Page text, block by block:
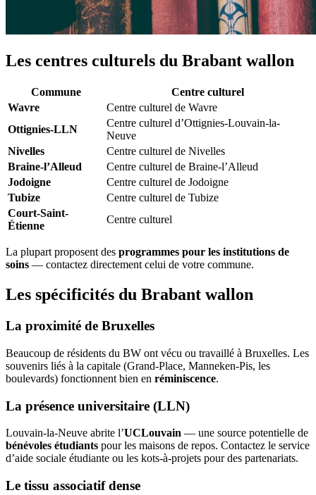
Les centres culturels du Brabant wallon
Commune
Centre culturel
Wavre
Centre culturel de Wavre
Ottignies-LLN
Centre culturel d’Ottignies-Louvain-la-
Neuve
Nivelles
Centre culturel de Nivelles
Braine-l’Alleud
Centre culturel de Braine-l’Alleud
Jodoigne
Centre culturel de Jodoigne
Tubize
Centre culturel de Tubize
Court-Saint-
Étienne
Centre culturel
La plupart proposent des programmes pour les institutions de
soins — contactez directement celui de votre commune.
Les spécificités du Brabant wallon
La proximité de Bruxelles
Beaucoup de résidents du BW ont vécu ou travaillé à Bruxelles. Les
souvenirs liés à la capitale (Grand-Place, Manneken-Pis, les
boulevards) fonctionnent bien en réminiscence.
La présence universitaire (LLN)
Louvain-la-Neuve abrite l’UCLouvain — une source potentielle de
bénévoles étudiants pour les maisons de repos. Contactez le service
d’aide sociale étudiante ou les kots-à-projets pour des partenariats.
Le tissu associatif dense